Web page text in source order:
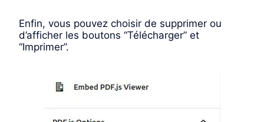
Enfin, vous pouvez choisir de supprimer ou
d’afficher les boutons “Télécharger” et
“Imprimer”.